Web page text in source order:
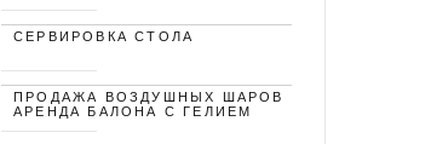
СЕРВИРОВКА СТОЛА
ПРОДАЖА ВОЗДУШНЫХ ШАРОВ
АРЕНДА БАЛОНА С ГЕЛИЕМ